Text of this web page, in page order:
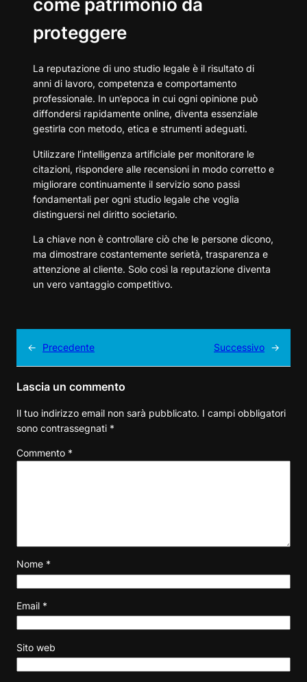
come patrimonio da
proteggere
La reputazione di uno studio legale è il risultato di
anni di lavoro, competenza e comportamento
professionale. In un’epoca in cui ogni opinione può
diffondersi rapidamente online, diventa essenziale
gestirla con metodo, etica e strumenti adeguati.
Utilizzare l’intelligenza artificiale per monitorare le
citazioni, rispondere alle recensioni in modo corretto e
migliorare continuamente il servizio sono passi
fondamentali per ogni studio legale che voglia
distinguersi nel diritto societario.
La chiave non è controllare ciò che le persone dicono,
ma dimostrare costantemente serietà, trasparenza e
attenzione al cliente. Solo così la reputazione diventa
un vero vantaggio competitivo.
← Precedente Successivo →
Lascia un commento
Il tuo indirizzo email non sarà pubblicato. I campi obbligatori
sono contrassegnati *
Commento *
Nome *
Email *
Sito web